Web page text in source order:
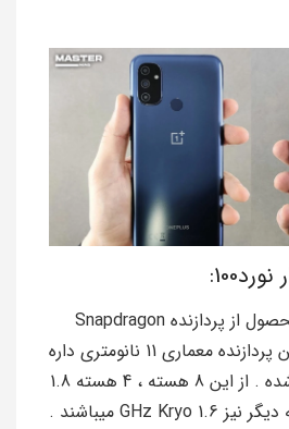
وان پلاس برای این محصول از پردازنده Snapdragon
480 استفاده کرده . این پردازنده معماری 11 نانومتری داره
. از 8 هسته تشکیل شده . از این 8 هسته ، 4 هسته 1.8
GHz Kryo و 4 هسته دیگر نیز 1.6 GHz Kryo میباشند .